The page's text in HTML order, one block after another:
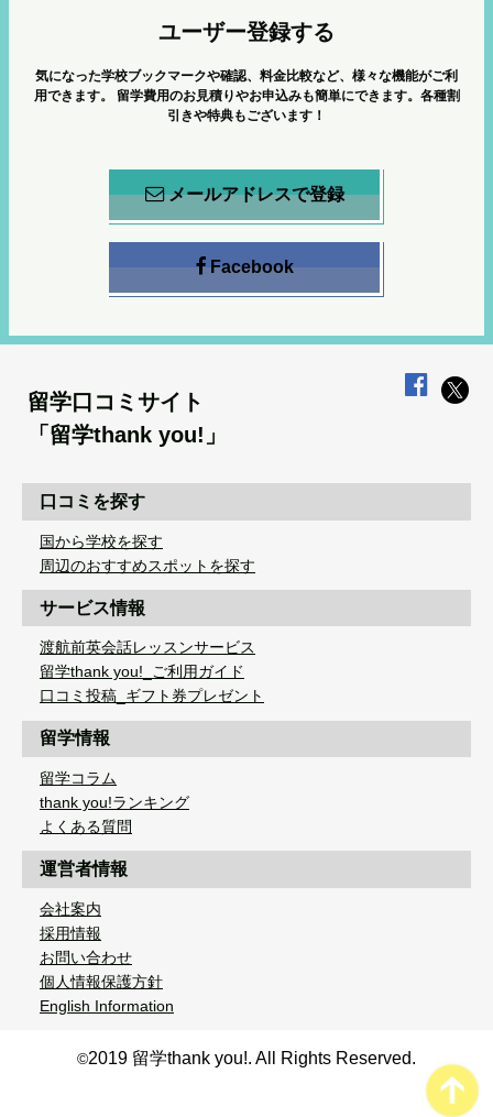
ユーザー登録する
気になった学校ブックマークや確認、料金比較など、様々な機能がご利
用できます。
留学費用のお見積りやお申込みも簡単にできます。各種割
引きや特典もございます！
メールアドレスで登録
Facebook
留学口コミサイト
「留学thank you!」
口コミを探す
国から学校を探す
周辺のおすすめスポットを探す
サービス情報
渡航前英会話レッスンサービス
留学thank you!_ご利用ガイド
口コミ投稿_ギフト券プレゼント
留学情報
留学コラム
thank you!ランキング
よくある質問
運営者情報
会社案内
採用情報
お問い合わせ
個人情報保護方針
English Information
©2019 留学thank you!. All Rights Reserved.